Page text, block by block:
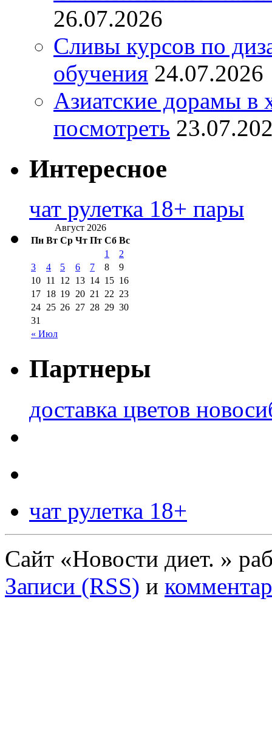
26.07.2026
Сливы курсов по
обучения 24.07.2026
Азиатские дорамы в
посмотреть
Интересное
чат рулетка 18+ пары
Август 2026
Пн Вт Ср Чт Пт Сб Вс
« Июл
1
2
3
4 5 6 7 8
9
10 11 12 13 14 15 16
17 18 19 20 21 22 23
24 25 26 27 28 29 30
31
Партнеры
доставка цветов
чат рулетка 18+
Сайт «Новости диет. »
Записи (RSS) и